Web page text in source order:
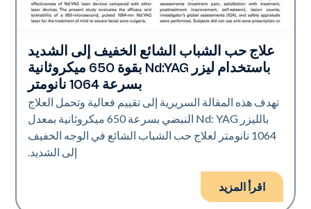
حب الشباب
علاج حب الشباب الشائع الخفيف إلى الشديد
باستخدام ليزر Nd:YAG بقوة 650 ميكروثانية
بسرعة 1064 نانومتر
تهدف هذه المقالة السريرية إلى تقييم فعالية وتحمل العلاج
بالليزر Nd: YAG النبضي بسرعة 650 ميكروثانية بمعدل
1064 نانومتر لعلاج حب الشباب الشائع في الوجه الخفيف
إلى الشديد.
اقرأ المزيد